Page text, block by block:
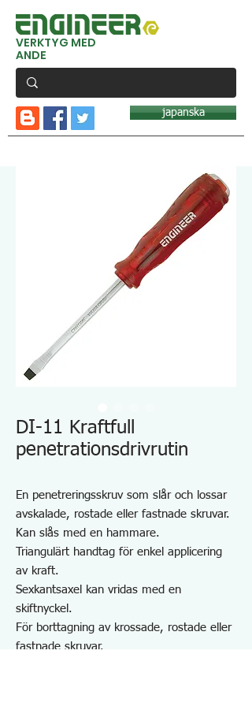
VERKTYG MED
ANDE
japanska
DI-11 Kraftfull
penetrationsdrivrutin
En penetreringsskruv som slår och lossar
avskalade, rostade eller fastnade skruvar.
Kan slås med en hammare.
Triangulärt handtag för enkel applicering
av kraft.
Sexkantsaxel kan vridas med en
skiftnyckel.
För borttagning av krossade, rostade eller
fastnade skruvar.